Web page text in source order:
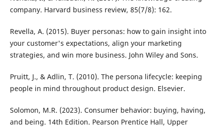
company. Harvard business review, 85(7/8): 162.
Revella, A. (2015). Buyer personas: how to gain insight into
your customer's expectations, align your marketing
strategies, and win more business. John Wiley and Sons.
Pruitt, J., & Adlin, T. (2010). The persona lifecycle: keeping
people in mind throughout product design. Elsevier.
Solomon, M.R. (2023). Consumer behavior: buying, having,
and being. 14th Edition. Pearson Prentice Hall, Upper